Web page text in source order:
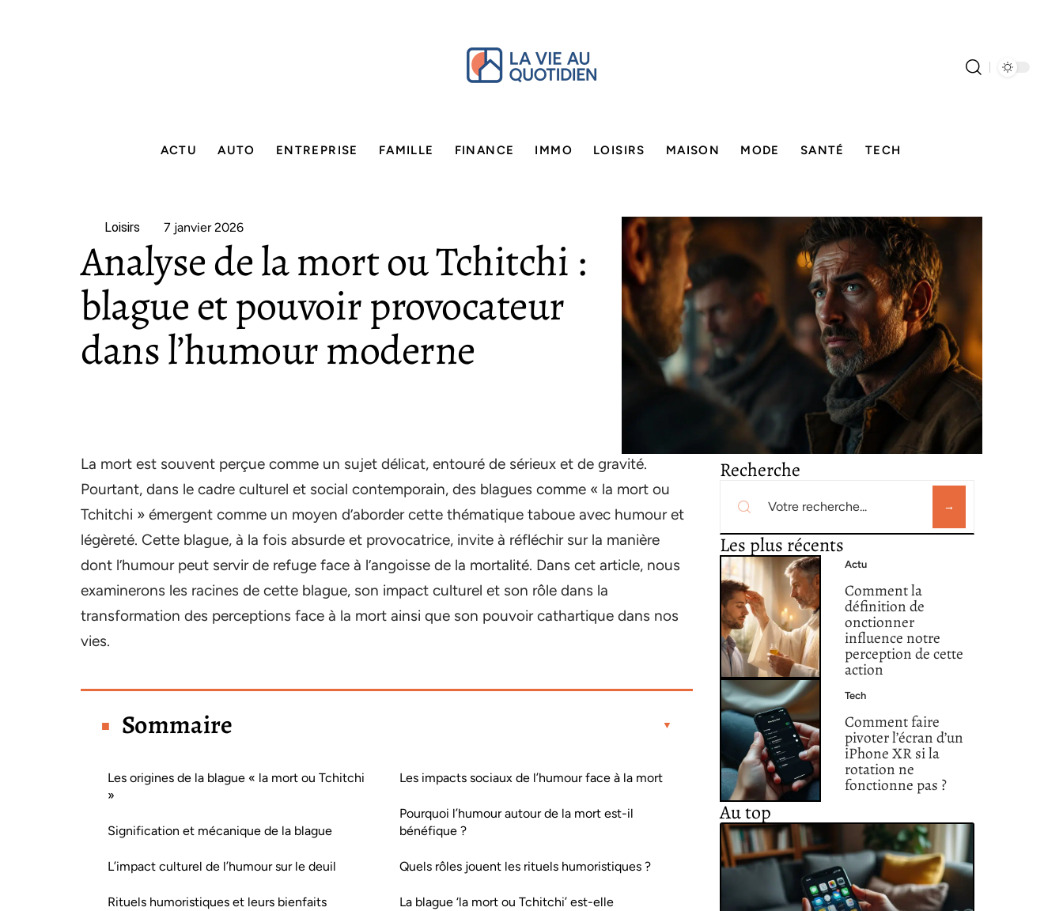
ACTU AUTO ENTREPRISE FAMILLE FINANCE IMMO LOISIRS MAISON MODE SANTÉ TECH
Loisirs 7 janvier 2026
Analyse de la mort ou Tchitchi :
blague et pouvoir provocateur
dans l’humour moderne
La mort est souvent perçue comme un sujet délicat, entouré de sérieux et de gravité.
Pourtant, dans le cadre culturel et social contemporain, des blagues comme « la mort ou
Tchitchi » émergent comme un moyen d’aborder cette thématique taboue avec humour et
légèreté. Cette blague, à la fois absurde et provocatrice, invite à réfléchir sur la manière
dont l’humour peut servir de refuge face à l’angoisse de la mortalité. Dans cet article, nous
examinerons les racines de cette blague, son impact culturel et son rôle dans la
transformation des perceptions face à la mort ainsi que son pouvoir cathartique dans nos
vies.
Sommaire
Les origines de la blague « la mort ou Tchitchi
»
Signification et mécanique de la blague
L’impact culturel de l’humour sur le deuil
Rituels humoristiques et leurs bienfaits
Les impacts sociaux de l’humour face à la mort
Pourquoi l’humour autour de la mort est-il
bénéfique ?
Quels rôles jouent les rituels humoristiques ?
La blague ‘la mort ou Tchitchi’ est-elle
Recherche
Les plus récents
Actu
Comment la
définition de
onctionner
influence notre
perception de cette
action
Tech
Comment faire
pivoter l’écran d’un
iPhone XR si la
rotation ne
fonctionne pas ?
Au top